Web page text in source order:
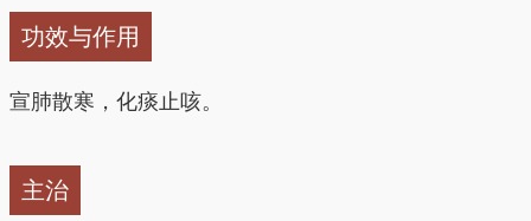
功效与作用
宣肺散寒，化痰止咳。
主治